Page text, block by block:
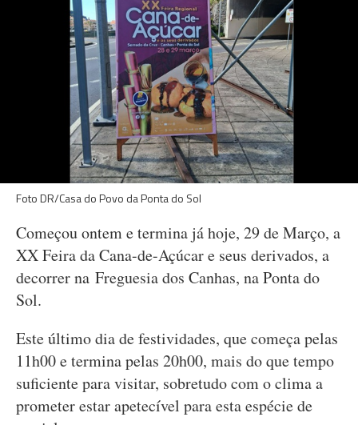
Foto DR/Casa do Povo da Ponta do Sol
Começou ontem e termina já hoje, 29 de Março, a
XX Feira da Cana-de-Açúcar e seus derivados, a
decorrer na Freguesia dos Canhas, na Ponta do
Sol.
Este último dia de festividades, que começa pelas
11h00 e termina pelas 20h00, mais do que tempo
suficiente para visitar, sobretudo com o clima a
prometer estar apetecível para esta espécie de